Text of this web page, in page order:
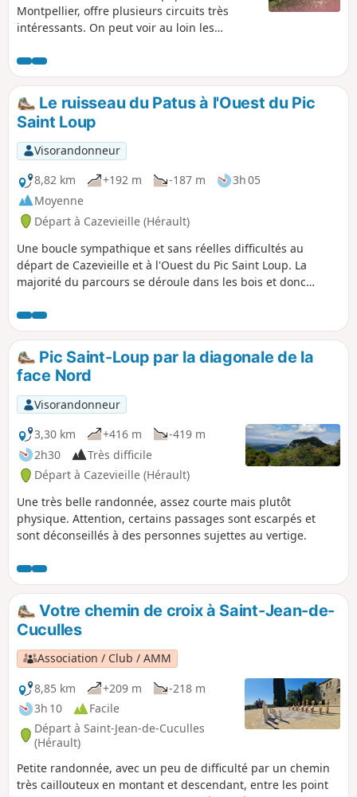
Montpellier, offre plusieurs circuits très
intéressants. On peut voir au loin les
Attention ! Cette randonnée est considérée
comme potentiellement dangereuse sur
certaines portions, voir les avis Cette
randonnée est susceptible d'être interdite
en fonction du niveau de risque des
incendies. Pensez à consulter la carte.
Le ruisseau du Patus à l'Ouest du Pic
Saint Loup
Visorandonneur
8,82 km
+192 m -187 m
3h 05
Moyenne
Départ à Cazevieille (Hérault)
Une boucle sympathique et sans réelles difficultés au
départ de Cazevieille et à l'Ouest du Pic Saint Loup. La
majorité du parcours se déroule dans les bois et donc
possibilités de chemins entre (1) et (2) ainsi que la
remarque au (6).
Pic Saint-Loup par la diagonale de la
face Nord
Visorandonneur
3,30 km
+416 m
-419 m
2h30
Très difficile
Départ à Cazevieille (Hérault)
Une très belle randonnée, assez courte mais plutôt
physique. Attention, certains passages sont escarpés et
sont déconseillés à des personnes sujettes au vertige.
Votre chemin de croix à Saint-Jean-de-
Cuculles
Association / Club / AMM
8,85 km
+209 m
-218 m
3h 10
Facile
Départ à Saint-Jean-de-Cuculles
(Hérault)
Petite randonnée, avec un peu de difficulté par un chemin
très caillouteux en montant et descendant, entre les point